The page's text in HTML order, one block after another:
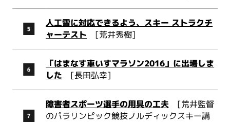
人工雪に対応できるよう、スキー ストラクチ
ャーテスト [荒井秀樹]
「はまなす車いすマラソン2016」に出場しま
した [長田弘幸]
障害者スポーツ選手の用具の工夫 [荒井監督
のパラリンピック競技ノルディックスキー講